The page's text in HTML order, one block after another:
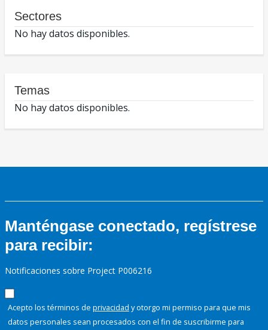
Sectores
No hay datos disponibles.
Temas
No hay datos disponibles.
Manténgase conectado, regístrese
para recibir:
Notificaciones sobre Project P006216
Acepto los términos de privacidad y otorgo mi permiso para que mis
datos personales sean procesados con el fin de suscribirme para